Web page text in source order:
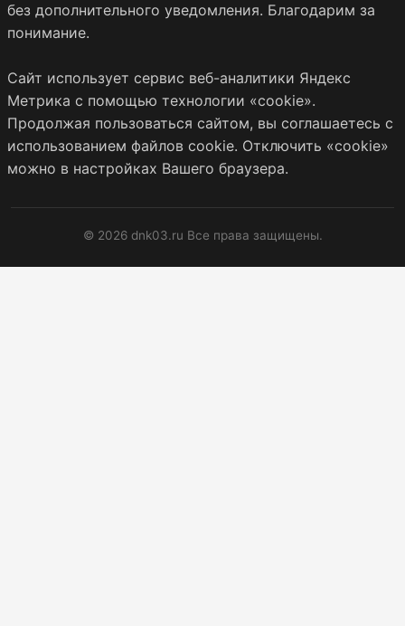
без дополнительного уведомления. Благодарим за
понимание.
Сайт использует сервис веб-аналитики Яндекс
Метрика с помощью технологии «cookie».
Продолжая пользоваться сайтом, вы соглашаетесь с
использованием файлов cookie. Отключить «cookie»
можно в настройках Вашего браузера.
© 2026 dnk03.ru Все права защищены.